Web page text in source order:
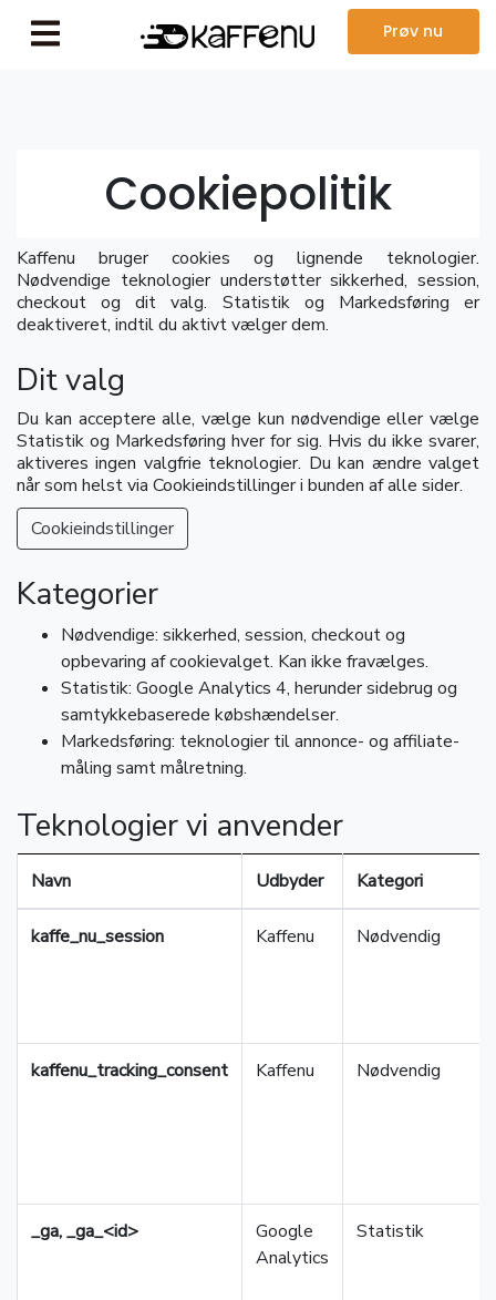
Prøv nu
Cookiepolitik
Kaffenu bruger cookies og lignende teknologier.
Nødvendige teknologier understøtter sikkerhed, session,
checkout og dit valg. Statistik og Markedsføring er
deaktiveret, indtil du aktivt vælger dem.
Dit valg
Du kan acceptere alle, vælge kun nødvendige eller vælge
Statistik og Markedsføring hver for sig. Hvis du ikke svarer,
aktiveres ingen valgfrie teknologier. Du kan ændre valget
når som helst via Cookieindstillinger i bunden af alle sider.
Cookieindstillinger
Kategorier
Nødvendige: sikkerhed, session, checkout og
opbevaring af cookievalget. Kan ikke fravælges.
Statistik: Google Analytics 4, herunder sidebrug og
samtykkebaserede købshændelser.
Markedsføring: teknologier til annonce- og affiliate-
måling samt målretning.
Teknologier vi anvender
Navn Udbyder Kategori
kaffe_nu_session Kaffenu Nødvendig
kaffenu_tracking_consent Kaffenu Nødvendig
_ga, _ga_<id>
Google
Analytics
Statistik